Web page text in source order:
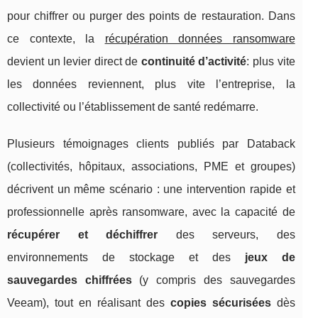
pour chiffrer ou purger des points de restauration. Dans
ce contexte, la récupération données ransomware
devient un levier direct de continuité d’activité: plus vite
les données reviennent, plus vite l’entreprise, la
collectivité ou l’établissement de santé redémarre.
Plusieurs témoignages clients publiés par Databack
(collectivités, hôpitaux, associations, PME et groupes)
décrivent un même scénario : une intervention rapide et
professionnelle après ransomware, avec la capacité de
récupérer et déchiffrer des serveurs, des
environnements de stockage et des jeux de
sauvegardes chiffrées(y compris des sauvegardes
Veeam), tout en réalisant des copies sécuriséesdès